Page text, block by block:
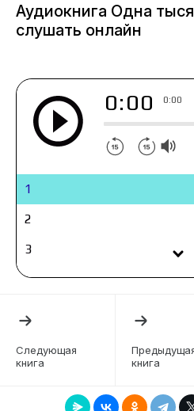
всего лишь небольшая
секретов, которую она
Аудиокнига Одна
слушать онлайн
0:00 0:00
1
2
3
4
7
Следующая
книга
книга